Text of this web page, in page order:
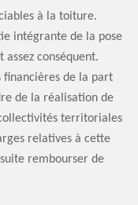
à la toiture.
intégrante de la pose
conséquent.
financières de la part
de la réalisation de
territoriales
relatives à cette
rembourser de